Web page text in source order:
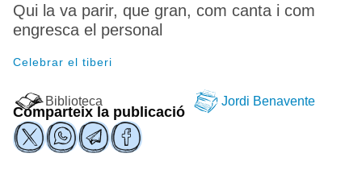
Qui la va parir, que gran, com canta i com
engresca el personal
Celebrar el tiberi
Biblioteca Jordi Benavente
Comparteix la publicació